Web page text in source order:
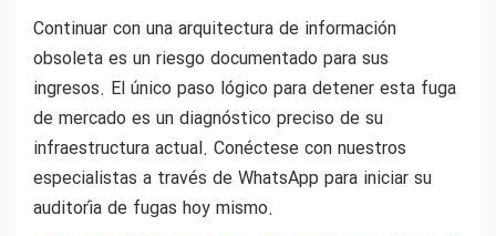
Continuar con una arquitectura de información
obsoleta es un riesgo documentado para sus
ingresos. El único paso lógico para detener esta fuga
de mercado es un diagnóstico preciso de su
infraestructura actual. Conéctese con nuestros
especialistas a través de WhatsApp para iniciar su
auditoría de fugas hoy mismo.